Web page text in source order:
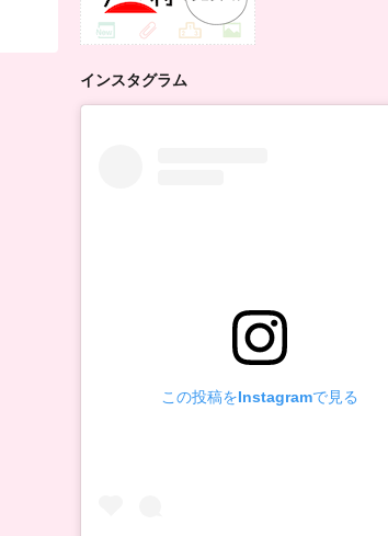
インスタグラム
この投稿をInstagramで見る